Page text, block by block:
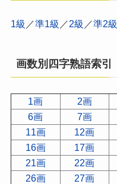
1級 ／準1級 ／2級 ／準2級
画数別四字熟語索引
1画 2画
6画
7画
11画
12画
16画
17画
21画
22画
26画
27画